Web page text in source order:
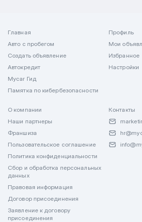
Главная
Авто с пробегом
Создать объявление
Автокредит
Mycar Гид
Памятка по кибербезопасности
Профиль
Мои
Избранное
Настройки
О компании
Наши партнеры
Франшиза
Пользовательское соглашение
Политика конфиденциальности
Сбор и обработка персональных
данных
Правовая информация
Договор присоединения
Заявление к договору
присоединения
Контакты